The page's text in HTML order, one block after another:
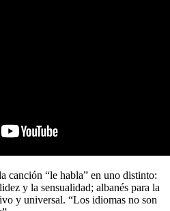
canción “le habla” en uno distinto:
y la sensualidad; albanés para la
y universal. “Los idiomas no son